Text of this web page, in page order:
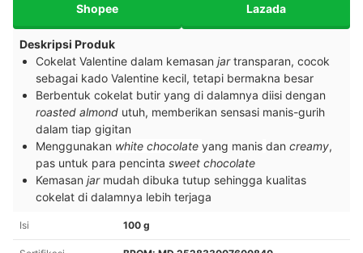
Shopee Lazada
Deskripsi Produk
Cokelat Valentine dalam kemasan jartransparan, cocok
sebagai kado Valentine kecil, tetapi bermakna besar
Berbentuk cokelat butir yang di dalamnya diisi dengan
roasted almond utuh, memberikan sensasi manis-gurih
dalam tiap gigitan
Menggunakan white chocolate yang manis dan creamy,
pas untuk para pencinta sweet chocolate
Kemasan jarmudah dibuka tutup sehingga kualitas
cokelat di dalamnya lebih terjaga
Isi 100 g